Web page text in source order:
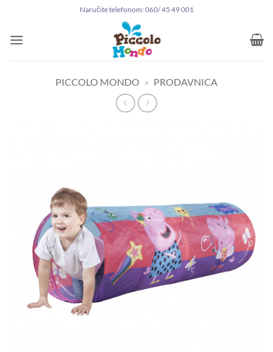
sadržaj
Naručite telefonom: 060/ 45 49 001
PICCOLO MONDO » PRODAVNICA